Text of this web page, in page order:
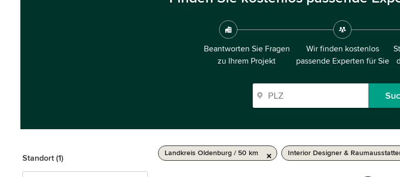
Beantworten Sie Fragen
zu Ihrem Projekt
Wir finden kostenlos
passende Experten für Sie
Standort (1)
Landkreis Oldenburg / 50 km Interior Designer &